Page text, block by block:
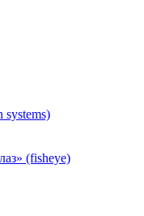
systems)
(fisheye)